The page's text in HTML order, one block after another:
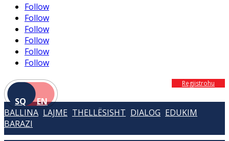
Follow
Follow
Follow
Follow
Follow
Follow
SQ EN
Regjistrohu
BALLINA LAJME THELLËSISHT DIALOG EDUKIM
BARAZI